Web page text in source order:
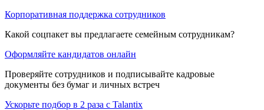
Корпоративная поддержка сотрудников
Какой соцпакет вы предлагаете семейным сотрудникам?
Оформляйте кандидатов онлайн
Проверяйте сотрудников и подписывайте кадровые
документы без бумаг и личных встреч
Ускорьте подбор в 2 раза с Talantix